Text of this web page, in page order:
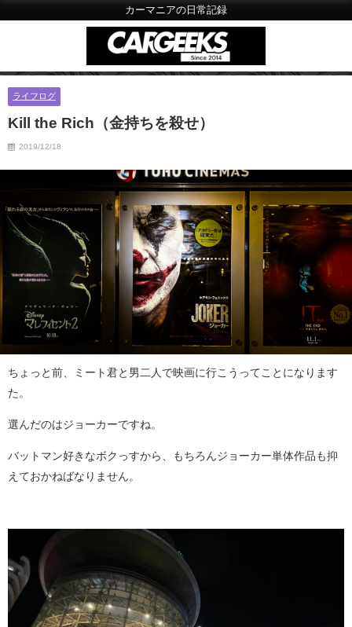
カーマニアの日常記録
ライフログ
Kill the Rich（金持ちを殺せ）
2019/12/18
ちょっと前、ミート君と男二人で映画に行こうってことになります
た。
選んだのはジョーカーですね。
バットマン好きなボクっすから、もちろんジョーカー単体作品も抑
えておかねばなりません。